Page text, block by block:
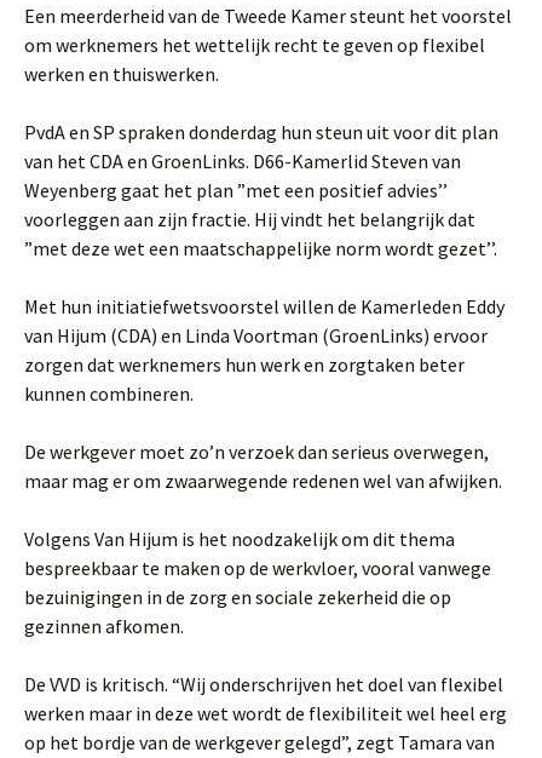
Een meerderheid van de Tweede Kamer steunt het voorstel
om werknemers het wettelijk recht te geven op flexibel
werken en thuiswerken.
PvdA en SP spraken donderdag hun steun uit voor dit plan
van het CDA en GroenLinks. D66-Kamerlid Steven van
Weyenberg gaat het plan ”met een positief advies’’
voorleggen aan zijn fractie. Hij vindt het belangrijk dat
”met deze wet een maatschappelijke norm wordt gezet’’.
Met hun initiatiefwetsvoorstel willen de Kamerleden Eddy
van Hijum (CDA) en Linda Voortman (GroenLinks) ervoor
zorgen dat werknemers hun werk en zorgtaken beter
kunnen combineren.
De werkgever moet zo’n verzoek dan serieus overwegen,
maar mag er om zwaarwegende redenen wel van afwijken.
Volgens Van Hijum is het noodzakelijk om dit thema
bespreekbaar te maken op de werkvloer, vooral vanwege
bezuinigingen in de zorg en sociale zekerheid die op
gezinnen afkomen.
De VVD is kritisch. “Wij onderschrijven het doel van flexibel
werken maar in deze wet wordt de flexibiliteit wel heel erg
op het bordje van de werkgever gelegd”, zegt Tamara van